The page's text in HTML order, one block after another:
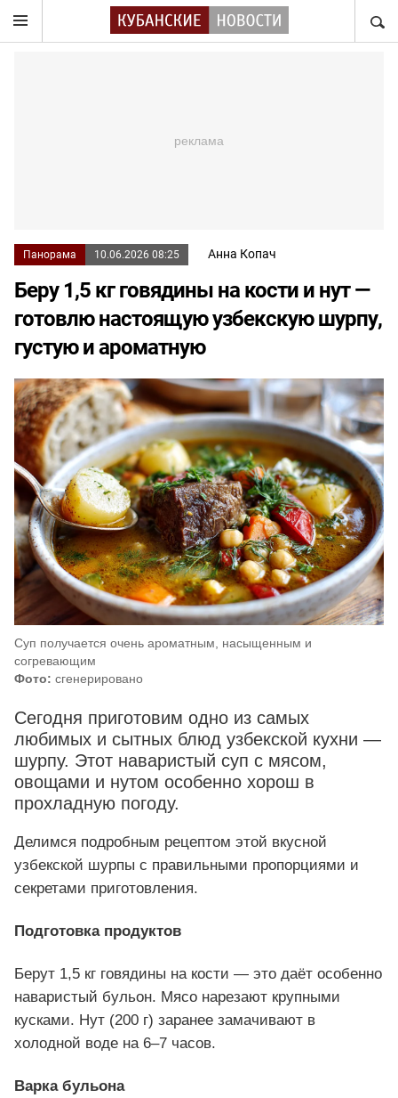
Панорама 10.06.2026 08:25 Анна Копач
Беру 1,5 кг говядины на кости и нут —
готовлю настоящую узбекскую шурпу,
густую и ароматную
Суп получается очень ароматным, насыщенным и
согревающим
Фото: сгенерировано
Сегодня приготовим одно из самых
любимых и сытных блюд узбекской кухни —
шурпу. Этот наваристый суп с мясом,
овощами и нутом особенно хорош в
прохладную погоду.
Делимся подробным рецептом этой вкусной
узбекской шурпы с правильными пропорциями и
секретами приготовления.
Подготовка продуктов
Берут 1,5 кг говядины на кости — это даёт особенно
наваристый бульон. Мясо нарезают крупными
кусками. Нут (200 г) заранее замачивают в
холодной воде на 6–7 часов.
Варка бульона